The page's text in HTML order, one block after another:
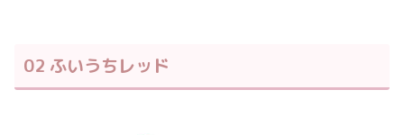
02 ふいうちレッド